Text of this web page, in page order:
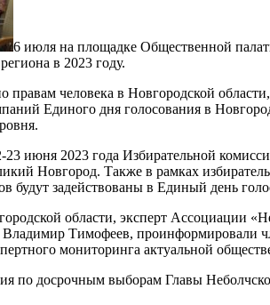
6 июля на площадке Общественной
в 2023 году.
человека в Новгородской
Единого дня голосования в
23 июня 2023 года Избирательной
Новгород. Также в рамках
будут задействованы в Единый день
области, эксперт Ассоциации
Тимофеев, проинформировали
мониторинга актуальной
по досрочным выборам Главы